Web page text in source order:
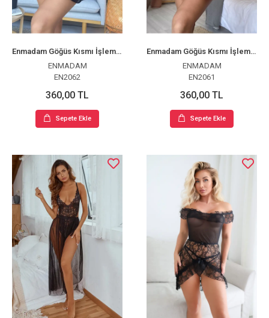
Enmadam Göğüs Kısmı İşlemeli Fantazi Mini Tül Gecelik
ENMADAM
EN2062
360,00 TL
Sepete Ekle
Enmadam Göğüs Kısmı İşlemeli Fantazi Mini Tül Gecelik
ENMADAM
EN2061
360,00 TL
Sepete Ekle